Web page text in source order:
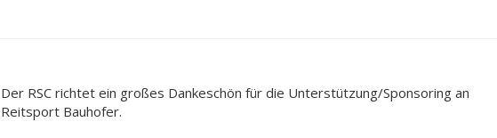
Der RSC richtet ein großes Dankeschön für die Unterstützung/Sponsoring an
Reitsport Bauhofer.